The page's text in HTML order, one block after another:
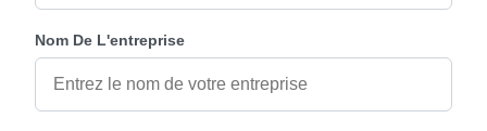
Nom De L'entreprise